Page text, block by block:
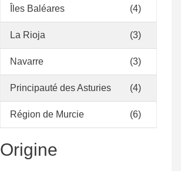
Îles Baléares (4)
La Rioja (3)
Navarre (3)
Principauté des Asturies (4)
Région de Murcie (6)
Origine